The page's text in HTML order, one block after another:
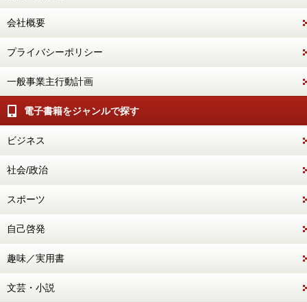
会社概要
プライバシーポリシー
一般事業主行動計画
電子書籍をジャンルで探す
ビジネス
社会/政治
スポーツ
自己啓発
趣味／実用書
文芸・小説